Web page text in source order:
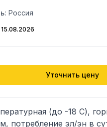
Россия
Уточнить цену
(до -18 С),
потребление эл/эн в